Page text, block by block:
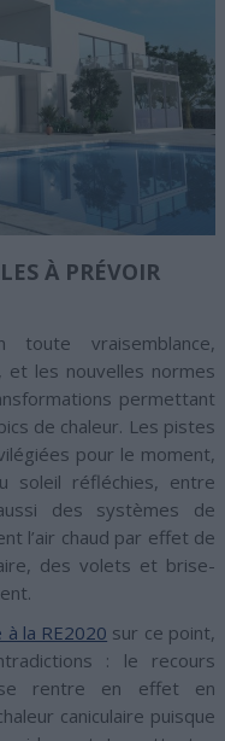
À PRÉVOIR
toute vraisemblance,
et les nouvelles normes
permettant
de chaleur. Les pistes
pour le moment,
soleil réfléchies, entre
des systèmes de
l’air chaud par effet de
des volets et brise-
la RE2020 sur ce point,
: le recours
rentre en effet en
caniculaire puisque